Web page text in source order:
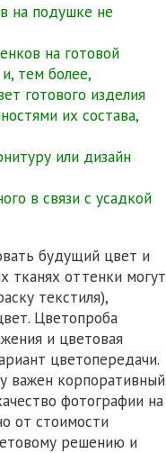
на подушке не
на готовой
тем более,
готового изделия
их состава,
или дизайн
в связи с усадкой
будущий цвет и
тканях оттенки могут
текстиля),
Цветопроба
и цветовая
цветопередачи.
важен корпоративный
фотографии на
от стоимости
решению и